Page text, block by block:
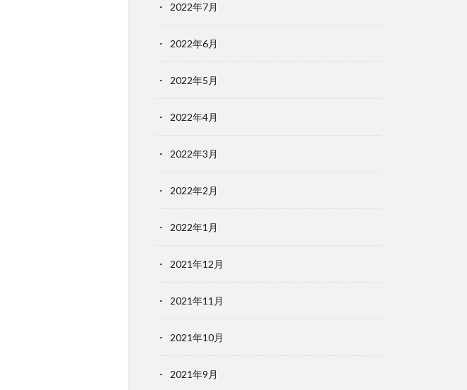
2022年7月
2022年6月
2022年5月
2022年4月
2022年3月
2022年2月
2022年1月
2021年12月
2021年11月
2021年10月
2021年9月